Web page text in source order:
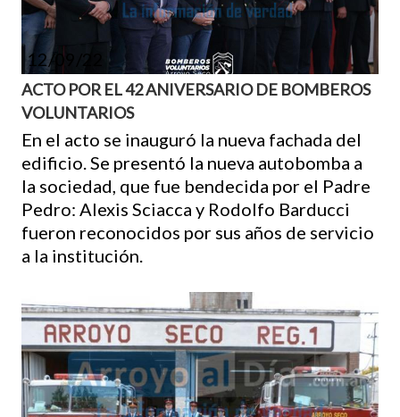
12/09/22
ACTO POR EL 42 ANIVERSARIO DE BOMBEROS
VOLUNTARIOS
En el acto se inauguró la nueva fachada del
edificio. Se presentó la nueva autobomba a
la sociedad, que fue bendecida por el Padre
Pedro: Alexis Sciacca y Rodolfo Barducci
fueron reconocidos por sus años de servicio
a la institución.